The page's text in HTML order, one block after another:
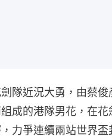
隊近況大勇，由蔡
成的港隊男花，在
力爭連續兩站世界盃